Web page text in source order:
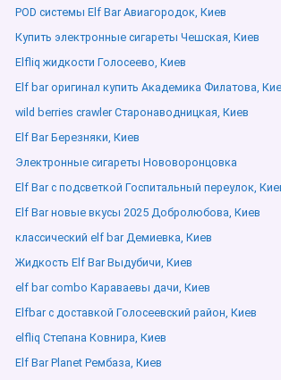
POD системы Elf Bar Авиагородок, Киев
Купить электронные сигареты Чешская, Киев
Elfliq жидкости Голосеево, Киев
Elf bar оригинал купить Академика Филатова,
wild berries crawler Старонаводницкая, Киев
Elf Bar Березняки, Киев
Электронные сигареты Нововоронцовка
Elf Bar с подсветкой Госпитальный переулок,
Elf Bar новые вкусы 2025 Добролюбова, Киев
классический elf bar Демиевка, Киев
Жидкость Elf Bar Выдубичи, Киев
elf bar combo Караваевы дачи, Киев
Elfbar с доставкой Голосеевский район, Киев
elfliq Степана Ковнира, Киев
Elf Bar Planet Рембаза, Киев